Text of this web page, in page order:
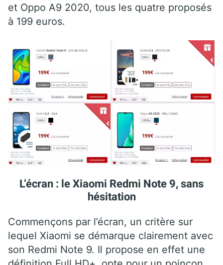
et Oppo A9 2020, tous les quatre proposés
à 199 euros.
L’écran : le Xiaomi Redmi Note 9, sans
hésitation
Commençons par l’écran, un critère sur
lequel Xiaomi se démarque clairement avec
son Redmi Note 9. Il propose en effet une